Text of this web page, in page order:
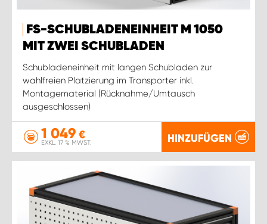
FS-SCHUBLADENEINHEIT M 1050
MIT ZWEI SCHUBLADEN
Schubladeneinheit mit langen Schubladen zur
wahlfreien Platzierung im Transporter inkl.
Montagematerial (Rücknahme/Umtausch
ausgeschlossen)
1 049 €
EXKL. 17 % MWST. HINZUFÜGEN